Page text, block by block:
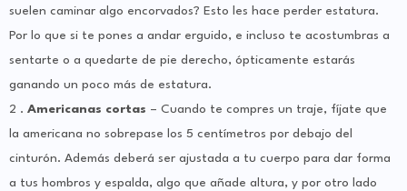
suelen caminar algo encorvados? Esto les hace perder estatura.
Por lo que si te pones a andar erguido, e incluso te acostumbras a
sentarte o a quedarte de pie derecho, ópticamente estarás
ganando un poco más de estatura.
2 . Americanas cortas – Cuando te compres un traje, fíjate que
la americana no sobrepase los 5 centímetros por debajo del
cinturón. Además deberá ser ajustada a tu cuerpo para dar forma
a tus hombros y espalda, algo que añade altura, y por otro lado